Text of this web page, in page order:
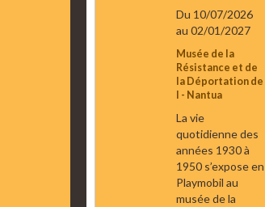
Du 10/07/2026
au 02/01/2027
Musée de la
Résistance et de
la Déportation de
l - Nantua
La vie
quotidienne des
années 1930 à
1950 s’expose en
Playmobil au
musée de la